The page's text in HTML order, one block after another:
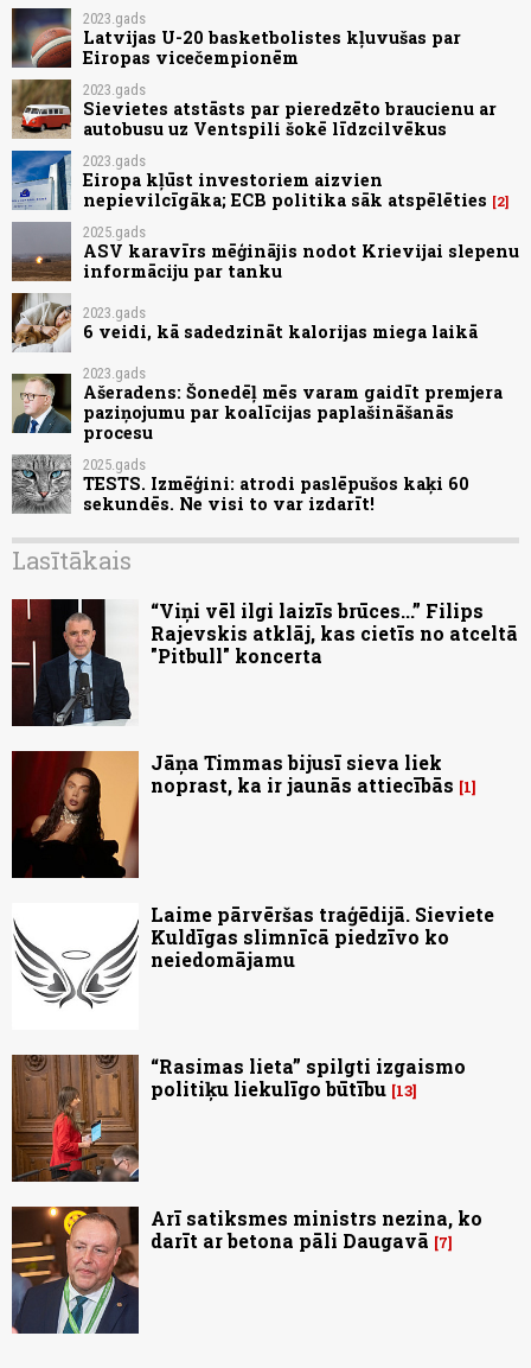
2023.gads
Latvijas U-20 basketbolistes kļuvušas par
Eiropas vicečempionēm
2023.gads
Sievietes atstāsts par pieredzēto braucienu ar
autobusu uz Ventspili šokē līdzcilvēkus
2023.gads
Eiropa kļūst investoriem aizvien
nepievilcīgāka; ECB politika sāk atspēlēties
2
2025.gads
ASV karavīrs mēģinājis nodot Krievijai slepenu
informāciju par tanku
2023.gads
6 veidi, kā sadedzināt kalorijas miega laikā
2023.gads
Ašeradens: Šonedēļ mēs varam gaidīt premjera
paziņojumu par koalīcijas paplašināšanās
procesu
2025.gads
TESTS. Izmēģini: atrodi paslēpušos kaķi 60
sekundēs. Ne visi to var izdarīt!
Lasītākais
“Viņi vēl ilgi laizīs brūces...” Filips
Rajevskis atklāj, kas cietīs no atceltā
"Pitbull" koncerta
Jāņa Timmas bijusī sieva liek
noprast, ka ir jaunās attiecībās
1
Laime pārvēršas traģēdijā. Sieviete
Kuldīgas slimnīcā piedzīvo ko
neiedomājamu
“Rasimas lieta” spilgti izgaismo
politiķu liekulīgo būtību 13
Arī satiksmes ministrs nezina, ko
darīt ar betona pāli Daugavā
7